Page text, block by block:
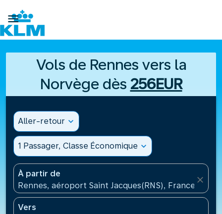

Vols de Rennes vers la
Norvège dès 256EUR
Aller-retour expand_more
1 Passager, Classe Économique expand_more
À partir de
Rennes, aéroport Saint Jacques(RNS), France
close
Vers